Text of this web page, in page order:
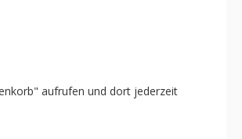
aufrufen und dort jederzeit